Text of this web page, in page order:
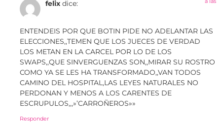
felix dice:
ENTENDEIS POR QUE BOTIN PIDE NO ADELANTAR LAS
ELECCIONES,,TEMEN QUE LOS JUECES DE VERDAD
LOS METAN EN LA CARCEL POR LO DE LOS
SWAPS,,QUE SINVERGUENZAS SON,,MIRAR SU ROSTRO
COMO YA SE LES HA TRANSFORMADO,,VAN TODOS
CAMINO DEL HOSPITAL,LAS LEYES NATURALES NO
PERDONAN Y MENOS A LOS CARENTES DE
ESCRUPULOS,,,»’CARROÑEROS»»
Responder